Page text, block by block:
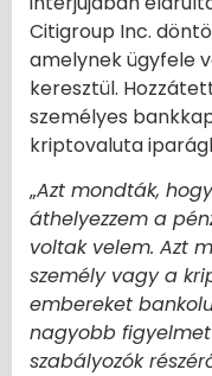
Citigroup Inc.
amelynek ügyfele
keresztül.
személyes
kriptovaluta
„Azt mondták,
áthelyezzem a
voltak velem. Azt
személy vagy a
embereket
nagyobb
szabályozók